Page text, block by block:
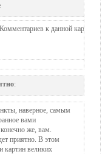
Комментариев к данной картинке
:
наверное, самым
вами
же, вам.
приятно. В этом
картин великих